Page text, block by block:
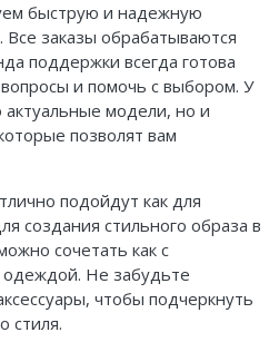
быструю и надежную
Все заказы обрабатываются
поддержки всегда готова
и помочь с выбором. У
модели, но и
позволят вам
подойдут как для
создания стильного образа в
сочетать как с
одеждой. Не забудьте
чтобы подчеркнуть
стиля.